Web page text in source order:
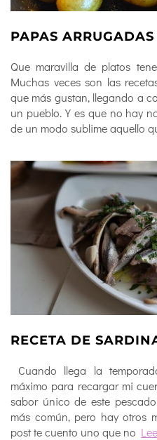
PAPAS ARRUGADAS
Que maravilla de platos
Muchas veces son las
que más gustan, llegando a
un pueblo. Y es que no hay
de un modo sublime aquello
RECETA DE
Cuando llega la
máximo para recargar mi
sabor único de este
más común, pero hay otros
post te cuento uno que no